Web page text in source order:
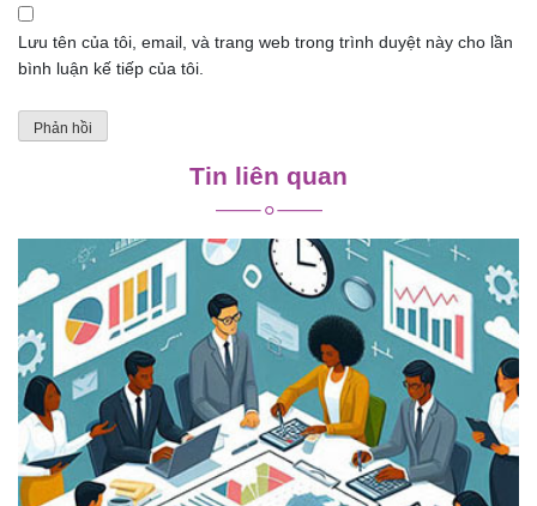
Lưu tên của tôi, email, và trang web trong trình duyệt này cho lần
bình luận kế tiếp của tôi.
Tin liên quan